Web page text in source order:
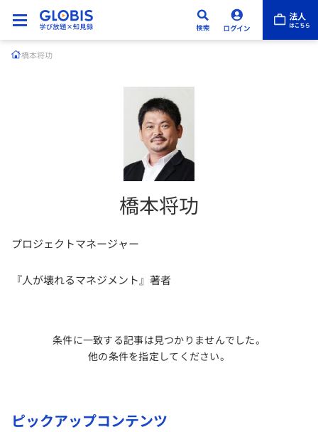
橋本将功
橋本将功
プロジェクトマネージャー
『人が壊れるマネジメント』著者
条件に一致する記事は見つかりませんでした。
他の条件を指定してください。
ピックアップコンテンツ